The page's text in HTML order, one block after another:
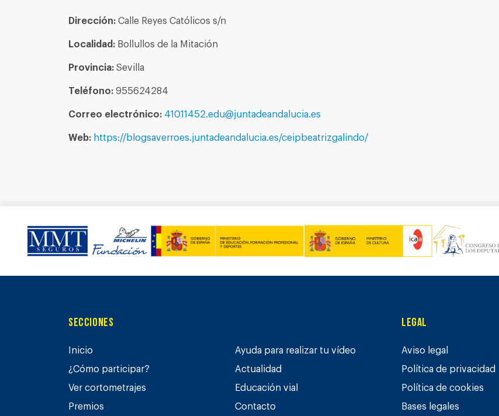
Dirección: Calle Reyes Católicos s/n
Localidad: Bollullos de la Mitación
Provincia: Sevilla
Teléfono: 955624284
Correo electrónico: 41011452.edu@juntadeandalucia.es
Web: https://blogsaverroes.juntadeandalucia.es/ceipbeatrizgalindo/
Secciones
Inicio
¿Cómo participar?
Ver cortometrajes
Premios
Ayuda para realizar tu vídeo
Actualidad
Educación vial
Contacto
Legal
Aviso legal
Política de privacidad
Política de cookies
Bases legales